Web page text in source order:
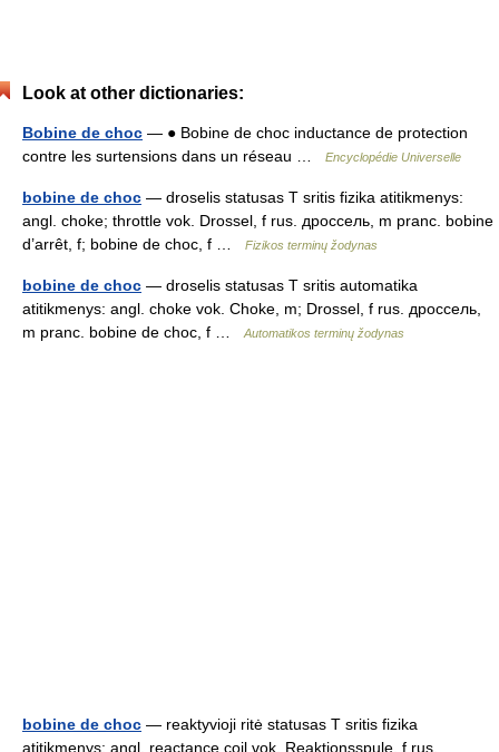
Look at other dictionaries:
Bobine de choc — ● Bobine de choc inductance de protection
contre les surtensions dans un réseau …
Encyclopédie Universelle
bobine de choc — droselis statusas T sritis fizika atitikmenys:
angl. choke; throttle vok. Drossel, f rus. дроссель, m pranc. bobine
d’arrêt, f; bobine de choc, f …
Fizikos terminų žodynas
bobine de choc — droselis statusas T sritis automatika
atitikmenys: angl. choke vok. Choke, m; Drossel, f rus. дроссель,
m pranc. bobine de choc, f …
Automatikos terminų žodynas
bobine de choc — reaktyvioji ritė statusas T sritis fizika
atitikmenys: angl. reactance coil vok. Reaktionsspule, f rus.